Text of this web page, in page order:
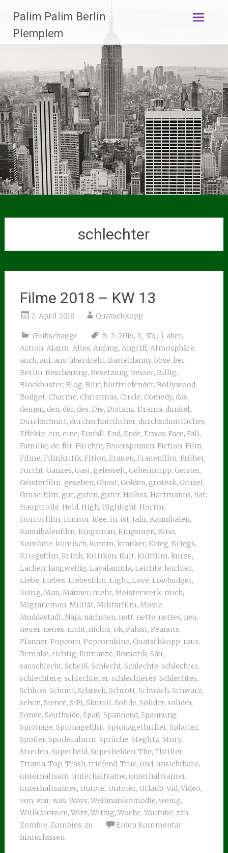
Inhalt
springen
Palim Palim Berlin
Plemplem
schlechter
Filme 2018 – KW 13
2. April 2018 Quatschkopp
Glubschauge &, 2, 2016, 3., 3D, ;-), aber,
Action, Alarm, Alles, Anfang, Angriff, Atmosphäre,
auch, auf, aus, überdreht, Basteldanny, böse, bei,
Berlin, Bescherung, Besetzung, besser, Billig,
Blockbuster, Blog, Blut, bluttriefender, Bollywood,
Budget, Charme, Christmas, Circle, Comedy, das,
deinen, den, der, des, Die, Distanz, Drama, dunkel,
Durchschnitt, durchschnittlicher, durchschnittliches,
Effekte, ein, eine, Einfall, End, Ende, Etwas, Face, Fall,
Familiej.de, für, Fürchte, Feuerspinnen, Fiction, Film,
Filme, Filmkritik, Fition, Frauen, Frauenfilm, Früher,
Furcht, Ganzes, Gast, gefesselt, Geheimtipp, Geister,
Geisterfilm, gesehen, Ghost, Golden, grotesk, Grusel,
Gruselfilm, gut, guten, guter, Halbes, Hartmanns, hat,
Hauptrolle, Held, High, Highlight, Horror,
Horrorfilm, Humor, Idee, in, ist, Jahr, Kannibalen,
Kannibalenfilm, Kingsman, Kingsmen, Kino,
Komödie, komisch, komm, kranker, Krieg, Kriegs,
Kriegsfilm, Kritik, Kritiken, Kult, Kultfilm, kurze,
Lachen, langweilig, Lavalantula, Leichte, leichter,
Liebe, Liebes, Liebesfilm, Light, Love, Lowbudget,
lustig, Man, Männer, mehr, Meisterwerk, mich,
Migräneman, Militär, Militärfilm, Movie,
Muddastadt, Naja, nächsten, nett, nette, nettes, neu,
neuer, neues, nicht, nichts, ok, Palast, Peanuts,
Planner, Popcorn, Popcornkino, Quatschkopp, raus,
Remake, richtig, Romanze, Romatik, Sau,
sauschlecht, Scheiß, Schlecht, Schlechte, schlechter,
schlechtere, schlechterer, schlechteres, Schlechtes,
Schluss, Schnitt, Schreck, Schrott, Schwach, Schwarz,
sehen, Sience, SiFi, Skurril, Solide, Solider, solides,
Sonne, Southside, Spaß, Spannend, Spannung,
Spionage, Spionagefilm, Spionagethriller, Splatter,
Spoiler, Spoileralarm, Sprüche, Steglitz, Story,
Streifen, Superheld, Superhelden, The, Thriller,
Titania, Top, Trash, triefend, True, und, unsichtbare,
unterhaltsam, unterhaltsame, unterhaltsamer,
unterhaltsames, Untote, Untoter, Urlaub, Vid, Video,
von, war, was, Ways, Weihnatskomödie, wenig,
Willkommen, Witz, Witzig, Woche, Youtube, zäh,
Zombie, Zombies, zu
Einen Kommentar
hinterlassen